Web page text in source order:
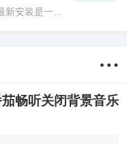
安装是一款
畅听关闭背景音乐